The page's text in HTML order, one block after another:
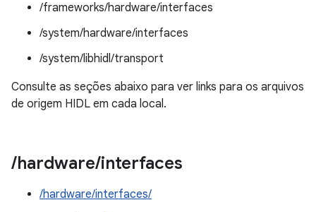
/frameworks/hardware/interfaces
/system/hardware/interfaces
/system/libhidl/transport
Consulte as seções abaixo para ver links para os arquivos
de origem HIDL em cada local.
/hardware/interfaces
/hardware/interfaces/